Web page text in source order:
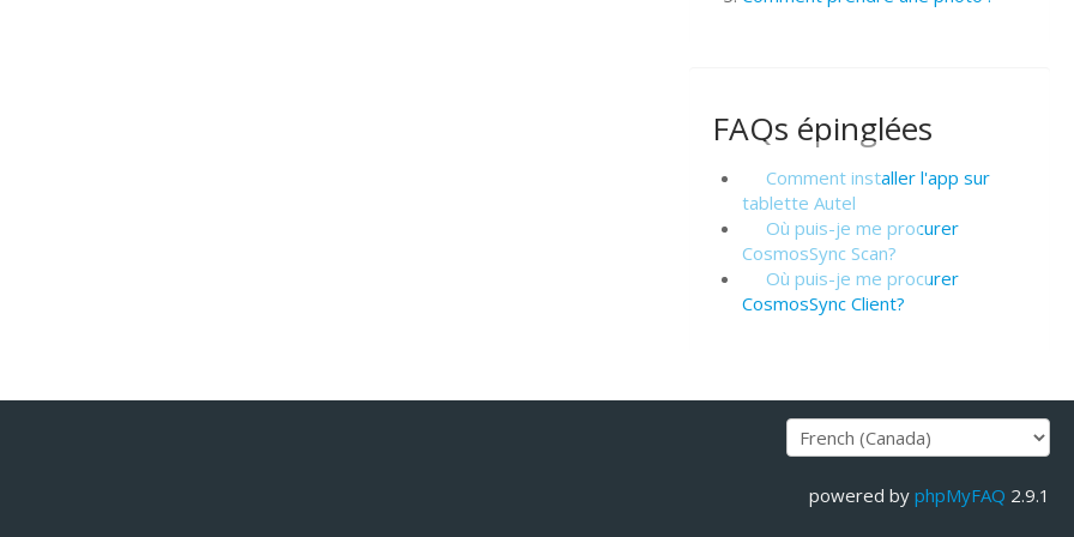
FAQs épinglées
Comment installer l'app sur
tablette Autel
Où puis-je me procurer
CosmosSync Scan?
Où puis-je me procurer
CosmosSync Client?
powered by phpMyFAQ 2.9.1